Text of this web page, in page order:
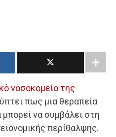
νοσοκομείο της
πως μια θεραπεία
να συμβάλει στη
περίθαλψης.